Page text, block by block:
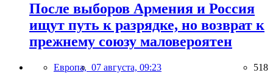
После выборов Армения и Россия
ищут путь к разрядке, но возврат к
прежнему союзу маловероятен
Европа, 07 августа, 09:23 518